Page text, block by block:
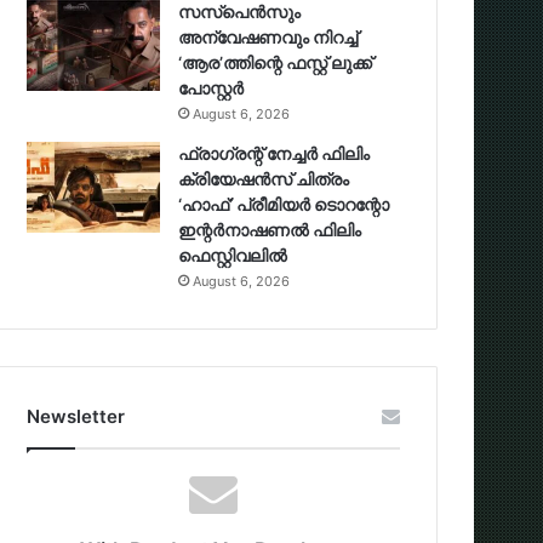
സസ്‌പെന്‍സും
അന്വേഷണവും നിറച്ച്
‘ആര’ത്തിന്റെ ഫസ്റ്റ് ലുക്ക്
പോസ്റ്റര്‍
August 6, 2026
ഫ്രാഗ്രന്റ് നേച്ചര്‍ ഫിലിം
ക്രിയേഷന്‍സ് ചിത്രം
‘ഹാഫ്’ പ്രീമിയര്‍ ടൊറന്റോ
ഇന്റര്‍നാഷണല്‍ ഫിലിം
ഫെസ്റ്റിവലില്‍
August 6, 2026
Newsletter